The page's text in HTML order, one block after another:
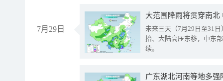
7月29日
大范围降雨将贯穿南
未来三天（7月29日至31
抬、大陆高压东移，中东
续。
广东湖北河南等地多